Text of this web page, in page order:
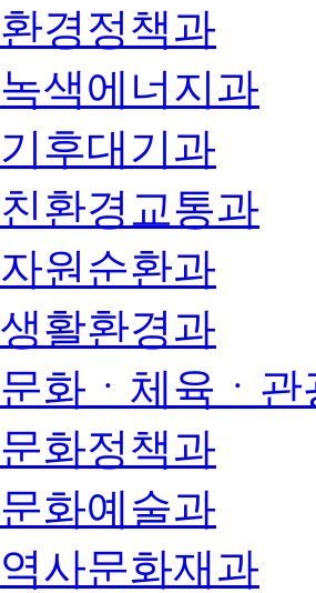
환경정책과
녹색에너지과
기후대기과
친환경교통과
자원순환과
생활환경과
문화ㆍ체육ㆍ관
문화정책과
문화예술과
역사문화재과